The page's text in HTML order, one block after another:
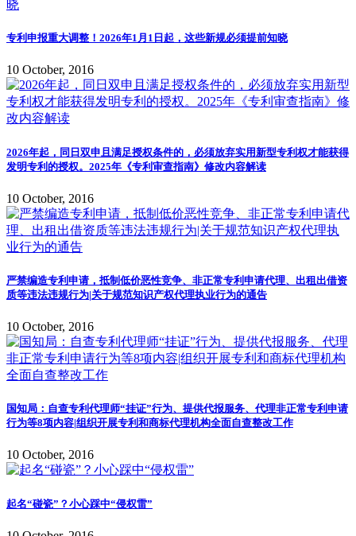
专利申报重大调整！2026年1月1日起，这些新规必须提前知晓
10 October, 2016
2026年起，同日双申且满足授权条件的，必须放弃实用新型专利权才能获得
发明专利的授权。2025年《专利审查指南》修改内容解读
10 October, 2016
严禁编造专利申请，抵制低价恶性竞争、非正常专利申请代理、出租出借资
质等违法违规行为|关于规范知识产权代理执业行为的通告
10 October, 2016
国知局：自查专利代理师“挂证”行为、提供代报服务、代理非正常专利申请
行为等8项内容|组织开展专利和商标代理机构全面自查整改工作
10 October, 2016
起名“碰瓷”？小心踩中“侵权雷”